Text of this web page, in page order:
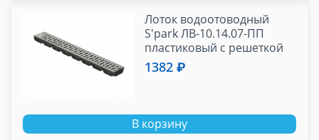
Лоток водоотоводный
S'park ЛВ-10.14.07-ПП
пластиковый с решеткой
стальной оцинкованной
(комплект)
1382 ₽
В корзину